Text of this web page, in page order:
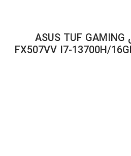
لپ تاپ ایسوس مدل ASUS TUF GAMING
FX507VV I7-13700H/